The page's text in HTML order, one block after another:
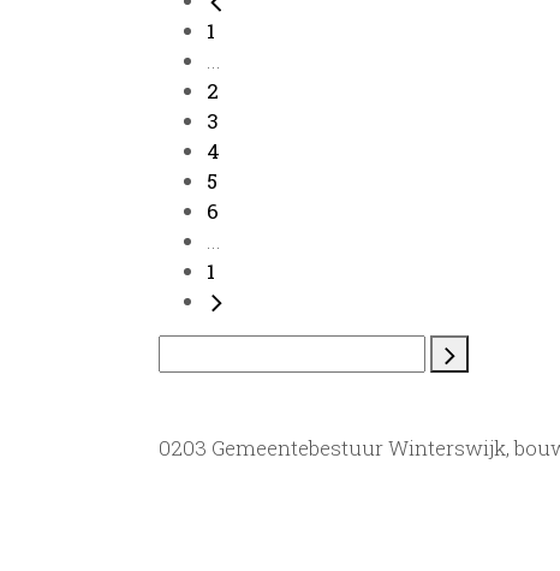
1
...
2
3
4
5
6
...
1
0203 Gemeentebestuur Winterswijk,